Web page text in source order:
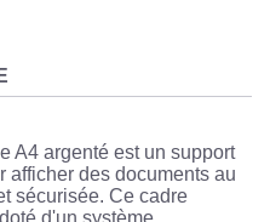
A4 argenté est un support
afficher des documents au
sécurisée. Ce cadre
d'un système